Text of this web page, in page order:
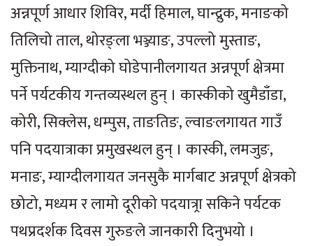
अन्नपूर्ण आधार शिविर, मर्दी हिमाल, घान्द्रुक, मनाङको
तिलिचो ताल, थोरङ्ला भञ्ज्याङ, उपल्लो मुस्ताङ,
मुक्तिनाथ, म्याग्दीको घोडेपानीलगायत अन्नपूर्ण क्षेत्रमा
पर्ने पर्यटकीय गन्तव्यस्थल हुन् । कास्कीको खुमैडाँडा,
कोरी, सिक्लेस, धम्पुस, ताङतिङ, ल्वाङलगायत गाउँ
पनि पदयात्राका प्रमुखस्थल हुन् । कास्की, लमजुङ,
मनाङ, म्याग्दीलगायत जनसुकै मार्गबाट अन्नपूर्ण क्षेत्रको
छोटो, मध्यम र लामो दूरीको पदयात्र्रा सकिने पर्यटक
पथप्रदर्शक दिवस गुरुङले जानकारी दिनुभयो ।